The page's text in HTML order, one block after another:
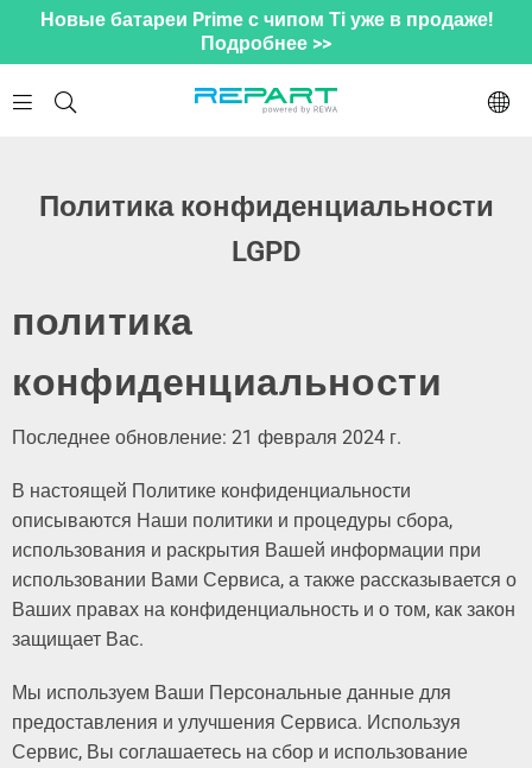
Новые батареи Prime с чипом Ti уже в продаже!
Подробнее >>
Политика конфиденциальности
LGPD
политика
конфиденциальности
Последнее обновление: 21 февраля 2024 г.
В настоящей Политике конфиденциальности
описываются Наши политики и процедуры сбора,
использования и раскрытия Вашей информации при
использовании Вами Сервиса, а также рассказывается о
Ваших правах на конфиденциальность и о том, как закон
защищает Вас.
Мы используем Ваши Персональные данные для
предоставления и улучшения Сервиса. Используя
Сервис, Вы соглашаетесь на сбор и использование